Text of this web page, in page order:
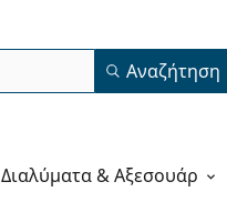
Αναζήτηση
Διαλύματα & Αξεσουάρ